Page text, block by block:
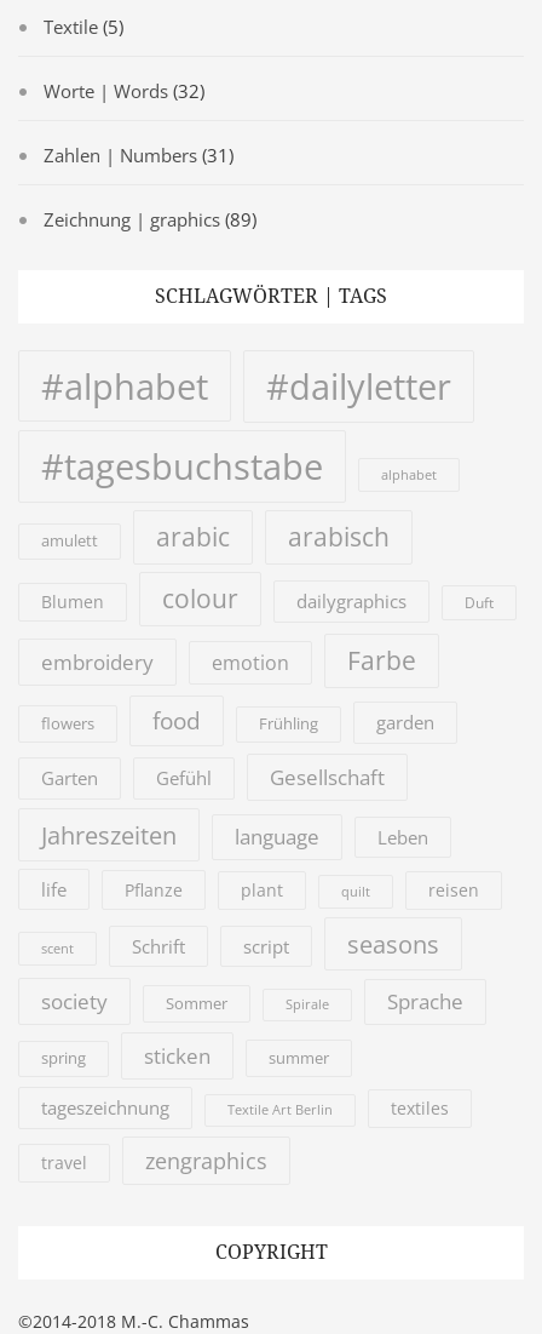
Textile (5)
Worte | Words (32)
Zahlen | Numbers (31)
Zeichnung | graphics (89)
SCHLAGWÖRTER | TAGS
#alphabet
#dailyletter
#tagesbuchstabe
alphabet
amulett arabic arabisch
Blumen colour dailygraphics Duft
embroidery emotion Farbe
flowers food Frühling garden
Garten Gefühl Gesellschaft
Jahreszeiten language Leben
life Pflanze plant quilt reisen
scent Schrift script seasons
society Sommer Spirale Sprache
spring sticken summer
tageszeichnung Textile Art Berlin textiles
travel zengraphics
COPYRIGHT
©2014-2018 M.-C. Chammas